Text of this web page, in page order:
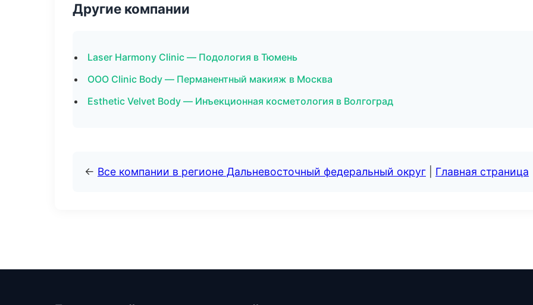
Другие компании
Laser Harmony Clinic — Подология в Тюмень
ООО Clinic Body — Перманентный макияж в Москва
Esthetic Velvet Body — Инъекционная косметология в Волгоград
← Все компании в регионе Дальневосточный федеральный округ Главная страница